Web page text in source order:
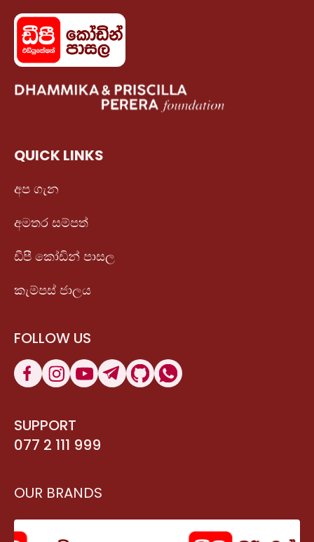
QUICK LINKS
අප ගැන
අමතර සම්පත්
ඩීපී කෝඩින් පාසල
කැම්පස් ජාලය
FOLLOW US
SUPPORT
077 2 111 999
OUR BRANDS